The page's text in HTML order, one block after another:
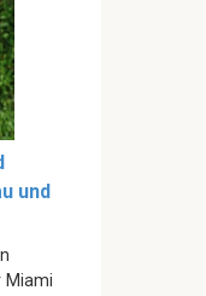
und
Miami